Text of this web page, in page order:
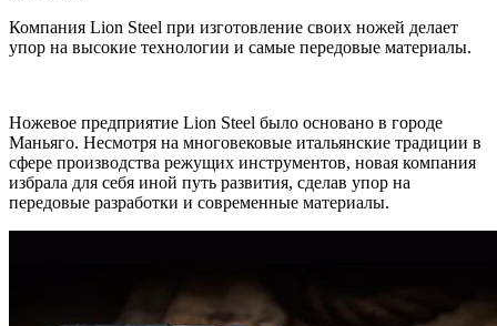
Компания Lion Steel при изготовление своих ножей делает
упор на высокие технологии и самые передовые материалы.
Ножевое предприятие Lion Steel было основано в городе
Маньяго. Несмотря на многовековые итальянские традиции в
сфере производства режущих инструментов, новая компания
избрала для себя иной путь развития, сделав упор на
передовые разработки и современные материалы.